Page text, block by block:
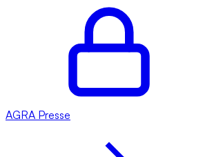
AGRA Presse